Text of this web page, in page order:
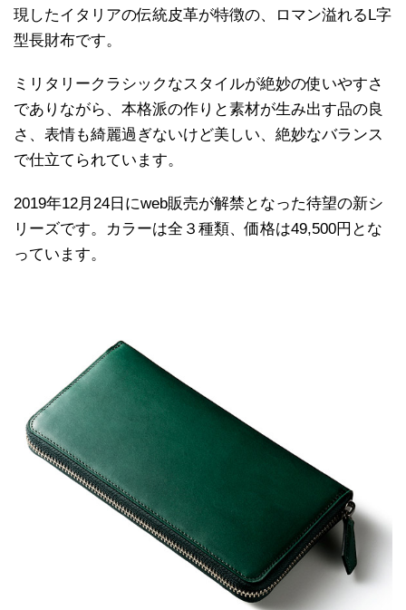
現したイタリアの伝統皮革が特徴の、ロマン溢れるL字
型長財布です。
ミリタリークラシックなスタイルが絶妙の使いやすさ
でありながら、本格派の作りと素材が生み出す品の良
さ、表情も綺麗過ぎないけど美しい、絶妙なバランス
で仕立てられています。
2019年12月24日にweb販売が解禁となった待望の新シ
リーズです。カラーは全３種類、価格は49,500円とな
っています。